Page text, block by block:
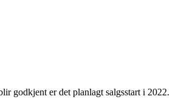
godkjent er det planlagt salgsstart i 2022.